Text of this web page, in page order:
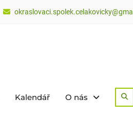
Kalendář O nás